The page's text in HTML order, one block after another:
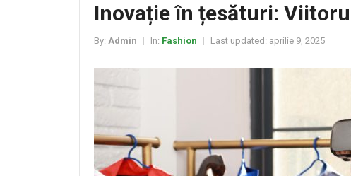
Inovație în țesături:
By: Admin In: Fashion Last updated: aprilie 9, 2025